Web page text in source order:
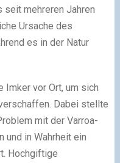
seit mehreren Jahren
Ursache des
es in der Natur
Imker vor Ort, um sich
Dabei stellte
mit der Varroa-
und in Wahrheit ein
Hochgiftige